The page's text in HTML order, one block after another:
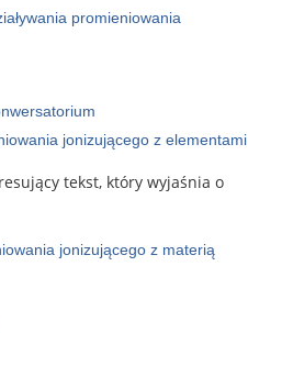
promieniowania
jonizującego z elementami
tekst, który wyjaśnia o
jonizującego z materią